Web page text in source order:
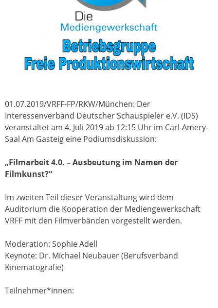
01.07.2019/VRFF-FP/RKW/München: Der
Interessenverband Deutscher Schauspieler e.V. (IDS)
veranstaltet am 4. Juli 2019 ab 12:15 Uhr im Carl-Amery-
Saal Am Gasteig eine Podiumsdiskussion:
„Filmarbeit 4.0. – Ausbeutung im Namen der
Filmkunst?“
Im zweiten Teil dieser Veranstaltung wird dem
Auditorium die Kooperation der Mediengewerkschaft
VRFF mit den Filmverbänden vorgestellt werden.
Moderation: Sophie Adell
Keynote: Dr. Michael Neubauer (Berufsverband
Kinematografie)
Teilnehmer*innen: